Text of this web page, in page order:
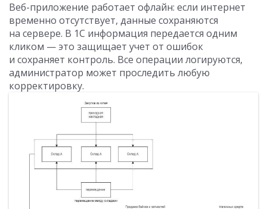
Веб-приложение работает офлайн: если интернет
временно отсутствует, данные сохраняются
на сервере. В 1С информация передается одним
кликом — это защищает учет от ошибок
и сохраняет контроль. Все операции логируются,
администратор может проследить любую
корректировку.